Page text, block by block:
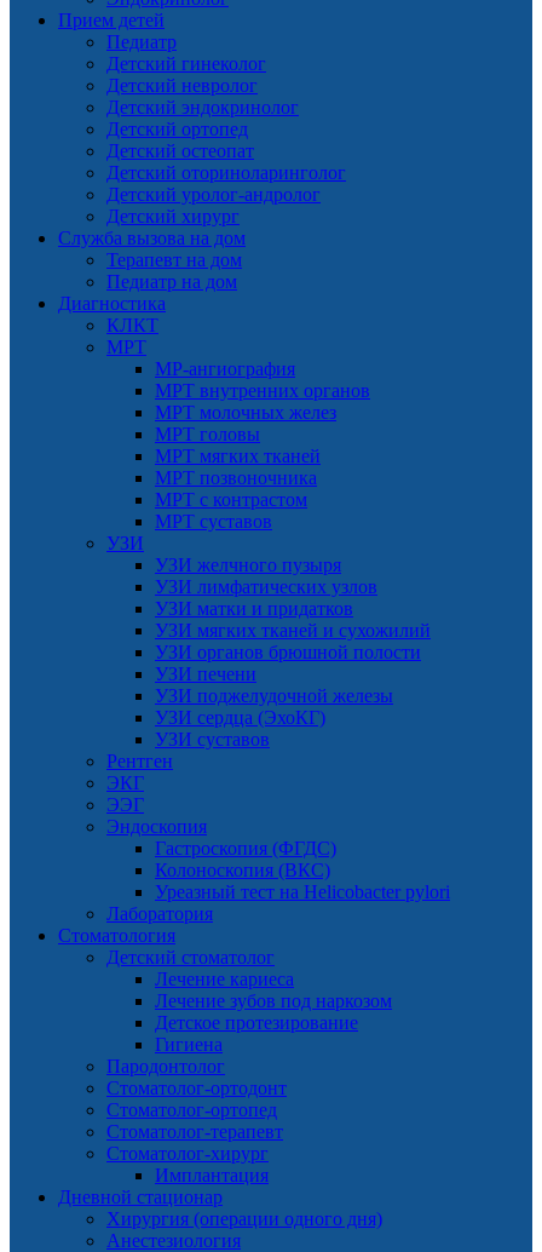
Прием детей
Педиатр
Детский гинеколог
Детский невролог
Детский эндокринолог
Детский ортопед
Детский остеопат
Детский оториноларинголог
Детский уролог-андролог
Детский хирург
Служба вызова на дом
Терапевт на дом
Педиатр на дом
Диагностика
КЛКТ
МРТ
МР-ангиография
МРТ внутренних органов
МРТ молочных желез
МРТ головы
МРТ мягких тканей
МРТ позвоночника
МРТ с контрастом
МРТ суставов
УЗИ
УЗИ желчного пузыря
УЗИ лимфатических узлов
УЗИ матки и придатков
УЗИ мягких тканей и сухожилий
УЗИ органов брюшной полости
УЗИ печени
УЗИ поджелудочной железы
УЗИ сердца (ЭхоКГ)
УЗИ суставов
Рентген
ЭКГ
ЭЭГ
Эндоскопия
Гастроскопия (ФГДС)
Колоноскопия (ВКС)
Уреазный тест на Helicobacter pylori
Лаборатория
Стоматология
Детский стоматолог
Лечение кариеса
Лечение зубов под наркозом
Детское протезирование
Гигиена
Пародонтолог
Стоматолог-ортодонт
Стоматолог-ортопед
Стоматолог-терапевт
Стоматолог-хирург
Имплантация
Дневной стационар
Хирургия (операции одного дня)
Анестезиология